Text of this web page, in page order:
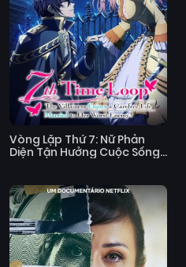
Vòng Lặp Thứ 7: Nữ Phản
Diện Tận Hưởng Cuộc Sống